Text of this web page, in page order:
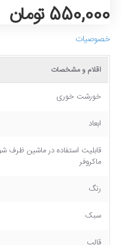
550,000 تومان
خصوصیات
اقلام و مشخصات
خورشت خوری
ابعاد
قابلیت استفاده در ماشین ظرف
ماکروفر
رنگ
سبک